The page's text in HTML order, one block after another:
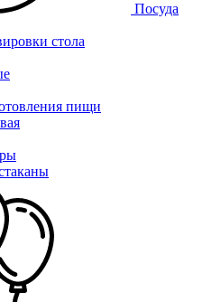
Посуда
стола
пищи